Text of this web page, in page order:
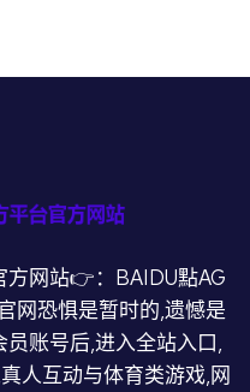
方网站👉：BAIDU點AG
网恐惧是暂时的,遗憾是
账号后,进入全站入口,
人互动与体育类游戏,网